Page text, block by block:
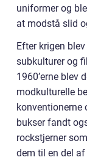
uniformer og
at modstå slid
Efter krigen
subkulturer og
1960’erne blev
modkulturelle
konventionerne
bukser fandt
rockstjerner
dem til en del